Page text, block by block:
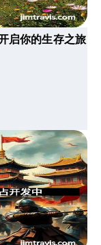
启你的生存之旅